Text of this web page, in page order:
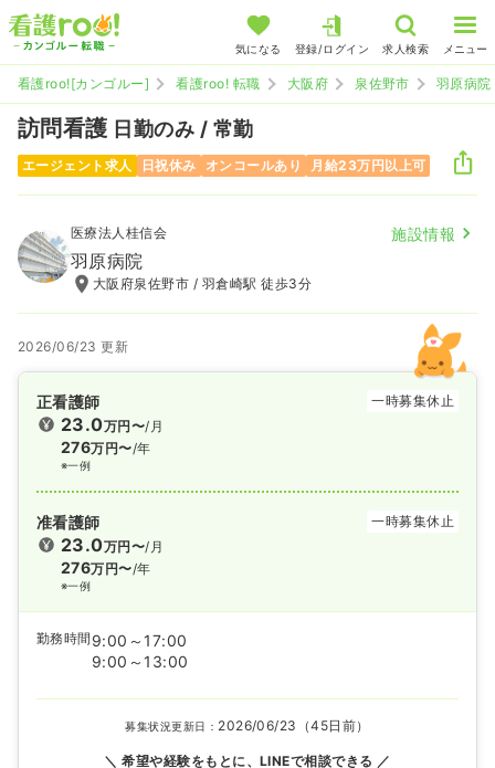
気になる 登録/ログイン 求人検索 メニュー
看護roo![カンゴルー] 看護roo! 転職 大阪府 泉佐野市 羽原病院
訪問看護 日勤のみ / 常勤
エージェント求人 日祝休み オンコールあり 月給23万円以上可
医療法人桂信会 施設情報
羽原病院
大阪府泉佐野市 / 羽倉崎駅 徒歩3分
2026/06/23 更新
正看護師 一時募集休止
23.0万円〜/月
276万円〜/年
※一例
准看護師 一時募集休止
23.0万円〜/月
276万円〜/年
※一例
勤務時間 9:00～17:00
9:00～13:00
募集状況更新日： 2026/06/23（45日前）
希望や経験をもとに、LINEで相談できる